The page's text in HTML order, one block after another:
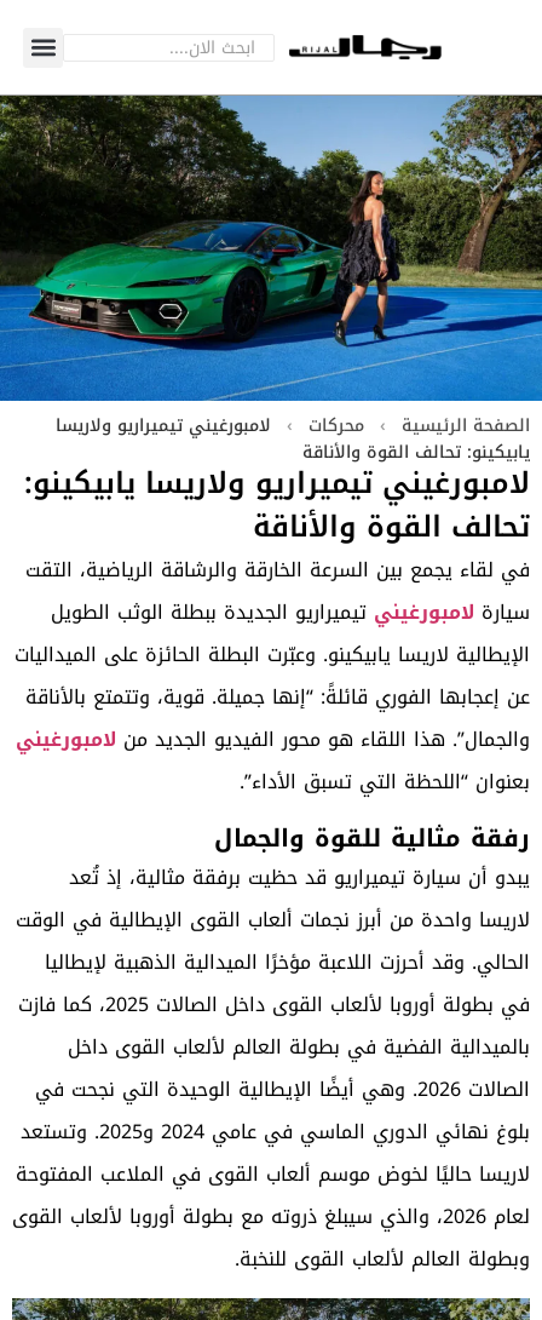
الصفحة الرئيسية › محركات › لامبورغيني تيميراريو ولاريسا
يابيكينو: تحالف القوة والأناقة
لامبورغيني تيميراريو ولاريسا يابيكينو:
تحالف القوة والأناقة
في لقاء يجمع بين السرعة الخارقة والرشاقة الرياضية، التقت
سيارة لامبورغيني تيميراريو الجديدة ببطلة الوثب الطويل
الإيطالية لاريسا يابيكينو. وعبّرت البطلة الحائزة على الميداليات
عن إعجابها الفوري قائلةً: “إنها جميلة. قوية، وتتمتع بالأناقة
والجمال”. هذا اللقاء هو محور الفيديو الجديد من لامبورغيني
بعنوان “اللحظة التي تسبق الأداء”.
رفقة مثالية للقوة والجمال
يبدو أن سيارة تيميراريو قد حظيت برفقة مثالية، إذ تُعد
لاريسا واحدة من أبرز نجمات ألعاب القوى الإيطالية في الوقت
الحالي. وقد أحرزت اللاعبة مؤخرًا الميدالية الذهبية لإيطاليا
في بطولة أوروبا لألعاب القوى داخل الصالات 2025، كما فازت
بالميدالية الفضية في بطولة العالم لألعاب القوى داخل
الصالات 2026. وهي أيضًا الإيطالية الوحيدة التي نجحت في
بلوغ نهائي الدوري الماسي في عامي 2024 و2025. وتستعد
لاريسا حاليًا لخوض موسم ألعاب القوى في الملاعب المفتوحة
لعام 2026، والذي سيبلغ ذروته مع بطولة أوروبا لألعاب القوى
وبطولة العالم لألعاب القوى للنخبة.